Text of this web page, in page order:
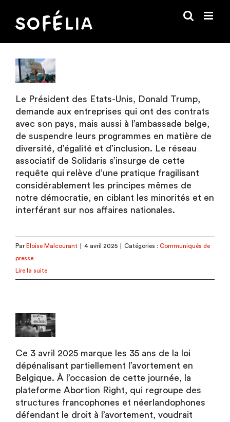
contenu
Le Président des Etats-Unis, Donald Trump,
demande aux entreprises qui ont des contrats
avec son pays, mais aussi à l’ambassade belge,
de suspendre leurs programmes en matière de
diversité, d’égalité et d’inclusion. Le réseau
associatif de Solidaris s’insurge de cette
requête qui relève d’une pratique fragilisant
considérablement les principes mêmes de
notre démocratie, en ciblant les minorités et en
interférant sur nos affaires nationales.
Par Eloise Malcourant 4 avril 2025 Catégories : Communiqués de
presse
Lire la suite
Ce 3 avril 2025 marque les 35 ans de la loi
dépénalisant partiellement l’avortement en
Belgique. À l’occasion de cette journée, la
plateforme Abortion Right, qui regroupe des
structures francophones et néerlandophones
défendant le droit à l’avortement, voudrait